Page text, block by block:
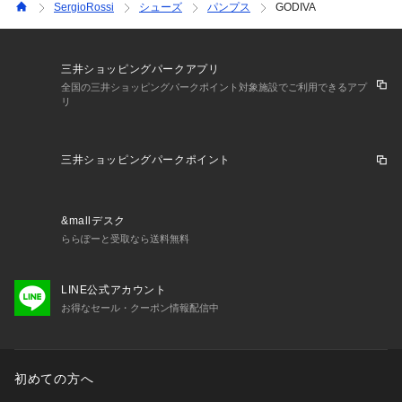
SergioRossi シューズ パンプス GODIVA
三井ショッピングパークアプリ
全国の三井ショッピングパークポイント対象施設でご利用できるアプ
リ
三井ショッピングパークポイント
&mallデスク
ららぽーと受取なら送料無料
LINE公式アカウント
お得なセール・クーポン情報配信中
初めての方へ